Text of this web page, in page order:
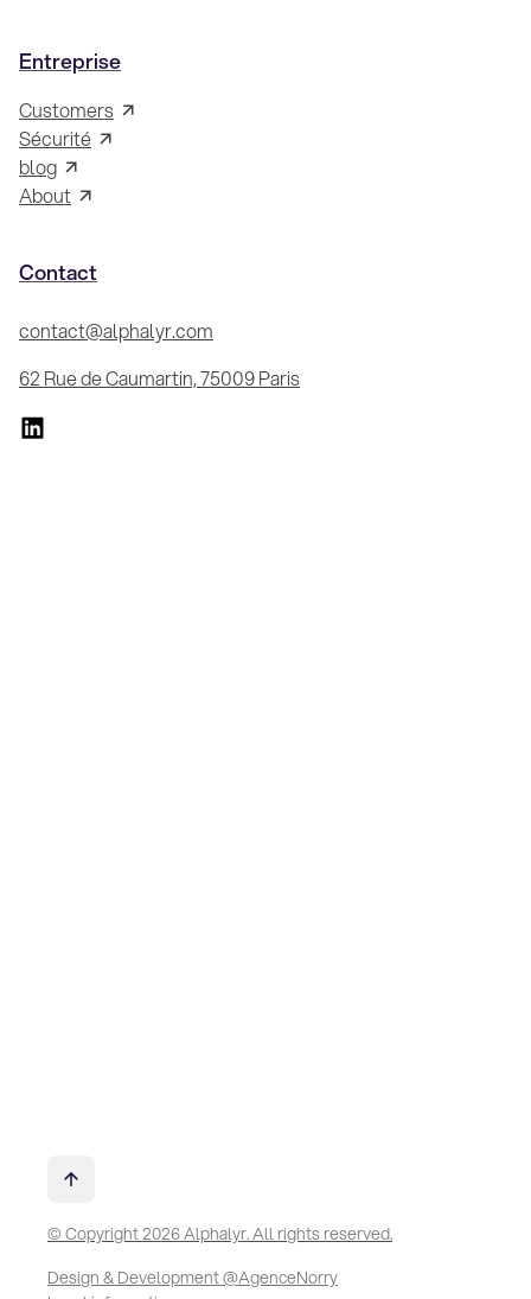
Entreprise
Customers
Sécurité
blog
About
Contact
contact@alphalyr.com
62 Rue de Caumartin, 75009 Paris
© Copyright 2026 Alphalyr. All rights reserved.
Design & Development @AgenceNorry